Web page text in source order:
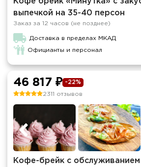
выпечкой на 35-40 персон
Заказ за 12 часов (не позднее)
Доставка в пределах МКАД
Официанты и персонал
46 817 ₽ -22%
2311 отзывов
Кофе-брейк с